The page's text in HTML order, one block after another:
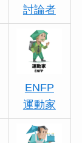
討論者
ENFP
運動家